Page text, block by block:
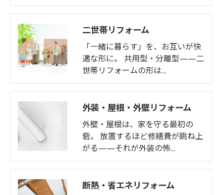
二世帯リフォーム
「一緒に暮らす」を、お互いが快
適な形に。 共用型・分離型——二
世帯リフォームの形は…
外装・屋根・外壁リフォーム
外壁・屋根は、家を守る最初の
砦。 放置するほど修繕費が跳ね上
がる——それが外装の怖…
断熱・省エネリフォーム